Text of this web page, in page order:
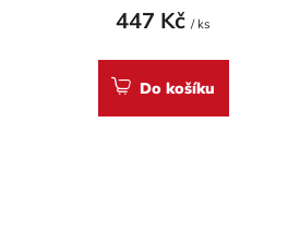
447 Kč / ks
Do košíku